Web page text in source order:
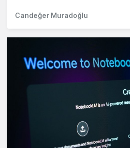
Candeğer Muradoğlu